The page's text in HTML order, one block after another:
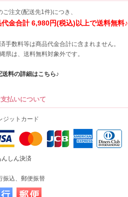
ご注文(配送先1件)につき、
代金合計 6,980円(税込)以上で送料無料♪
手数料等は商品代金合計に含まれません。
県は、送料無料対象外です。
送料の詳細はこちら♪
払いについて
ジットカード
振込、郵便振替